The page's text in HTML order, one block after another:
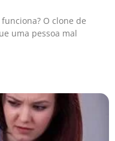
O clone de
uma pessoa mal